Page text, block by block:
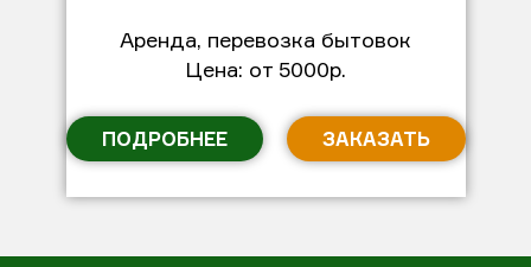
Аренда, перевозка бытовок
Цена: от 5000р.
ПОДРОБНЕЕ ЗАКАЗАТЬ